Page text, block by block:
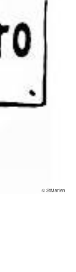
© StMarien